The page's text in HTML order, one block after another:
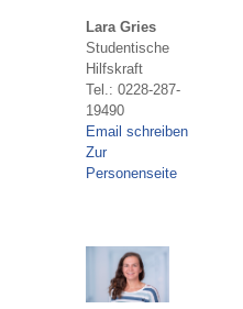
Lara Gries
Studentische
Hilfskraft
Tel.: 0228-287-
19490
Email schreiben
Zur
Personenseite